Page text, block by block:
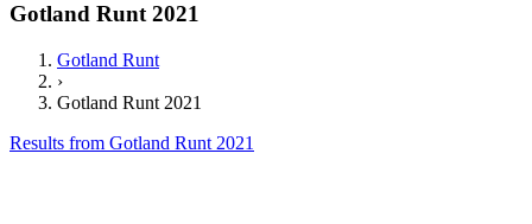
Gotland Runt 2021
Gotland Runt
›
Gotland Runt 2021
Results from Gotland Runt 2021